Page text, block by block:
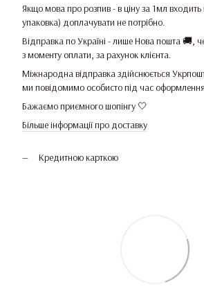
Якщо мова про розпив - в ціну за 1мл входить
упаковка) доплачувати не потрібно.
Відправка по Україні - лише Нова пошта 🚚,
з моменту оплати, за рахунок клієнта.
Міжнародна відправка здійснюється
ми повідомимо особисто під час
Бажаємо приємного шопінгу 🤍
Більше інформації про доставку
Кредитною карткою